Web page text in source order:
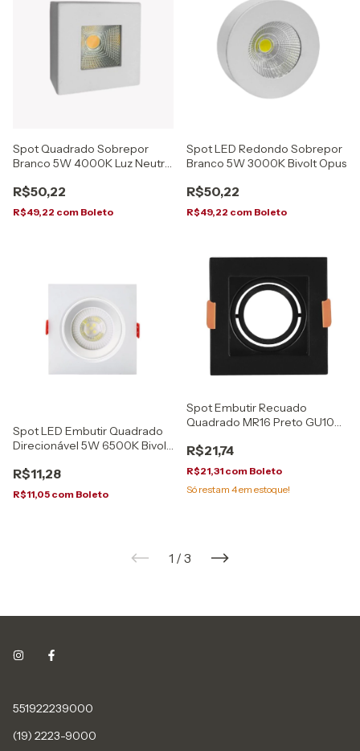
Spot Quadrado Sobrepor
Branco 5W 4000K Luz Neutra
R$50,22
R$49,22 com Boleto
Spot LED Redondo Sobrepor
Branco 5W 3000K Bivolt Opus
R$50,22
R$49,22 com Boleto
Spot LED Embutir Quadrado
Direcionável 5W 6500K Bivolt
R$11,28
R$11,05 com Boleto
Spot Embutir Recuado
Quadrado MR16 Preto GU10
R$21,74
R$21,31 com Boleto
Só restam 4em estoque!
1 / 3
551922239000
(19) 2223-9000